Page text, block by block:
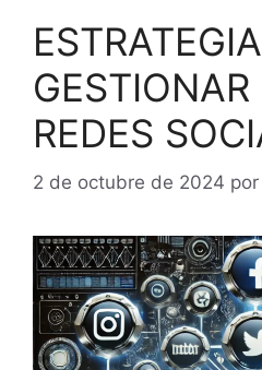
REDES
2 de octubre de 2024 por